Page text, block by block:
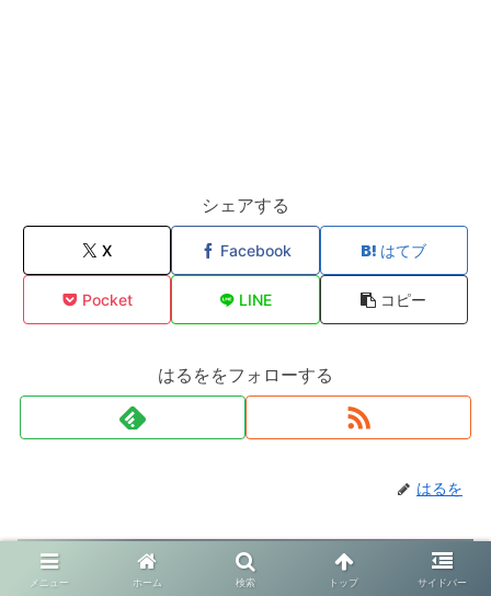
シェアする
X Facebook はてブ
Pocket LINE コピー
はるををフォローする
はるを
関連記事
メニュー ホーム 検索 トップ サイドバー